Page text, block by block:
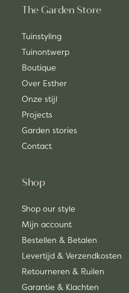
The Garden Store
Tuinstyling
Tuinontwerp
Boutique
Over Esther
Onze stijl
Projects
Garden stories
Contact
Shop
Shop our style
Mijn account
Bestellen & Betalen
Levertijd & Verzendkosten
Retourneren & Ruilen
Garantie & Klachten